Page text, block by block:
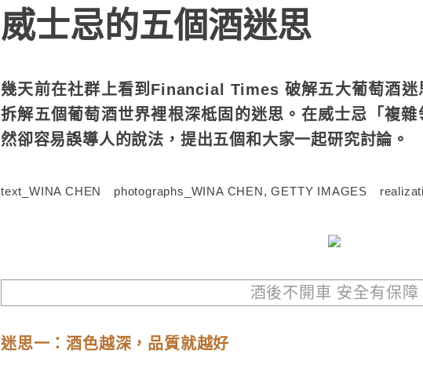
威士忌的五個酒迷思
幾天前在社群上看到Financial Times 破解五大葡萄酒迷
拆解五個葡萄酒世界裡根深柢固的迷思。在威士忌「複
然卻容易誤導人的說法，提出五個和大家一起研究討論。
text_WINA CHEN photographs_WINA CHEN, GETTY IMAGES
酒後不開車 安全有保障
迷思一：酒色越深，品質就越好